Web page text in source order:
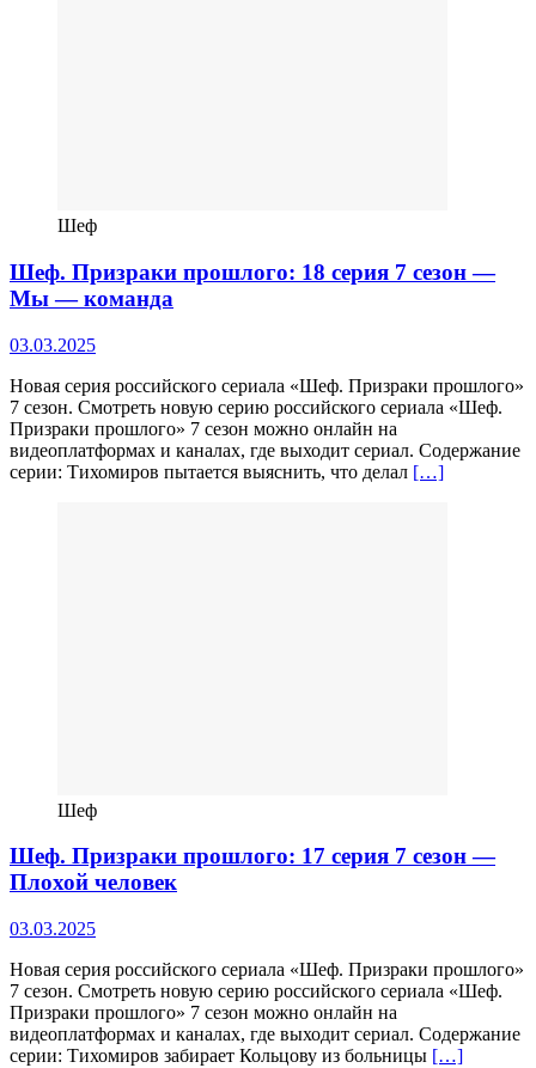
Шеф
Шеф. Призраки прошлого: 18 серия 7 сезон —
Мы — команда
03.03.2025
Новая серия российского сериала «Шеф. Призраки прошлого»
7 сезон. Смотреть новую серию российского сериала «Шеф.
Призраки прошлого» 7 сезон можно онлайн на
видеоплатформах и каналах, где выходит сериал. Содержание
серии: Тихомиров пытается выяснить, что делал […]
Шеф
Шеф. Призраки прошлого: 17 серия 7 сезон —
Плохой человек
03.03.2025
Новая серия российского сериала «Шеф. Призраки прошлого»
7 сезон. Смотреть новую серию российского сериала «Шеф.
Призраки прошлого» 7 сезон можно онлайн на
видеоплатформах и каналах, где выходит сериал. Содержание
серии: Тихомиров забирает Кольцову из больницы […]